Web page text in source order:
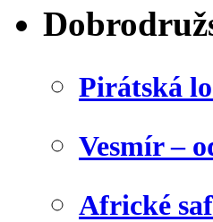
Pirátská
Vesmír –
Africké